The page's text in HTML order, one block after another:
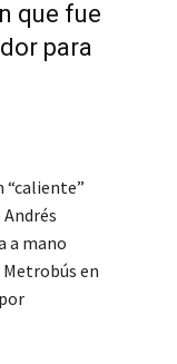
que fue
para
“caliente”
a mano
Metrobús en